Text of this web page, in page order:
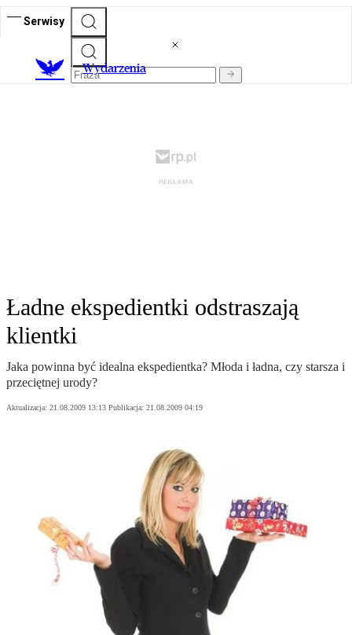
Serwisy
Wydarzenia
Ładne ekspedientki odstraszają
klientki
Jaka powinna być idealna ekspedientka? Młoda i ładna, czy starsza i
przeciętnej urody?
Aktualizacja: 21.08.2009 13:13 Publikacja: 21.08.2009 04:19